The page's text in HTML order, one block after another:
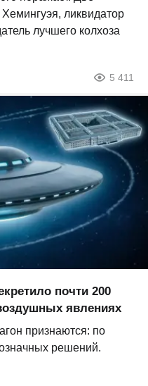
ликвидатор
лучшего колхоза
5 411
почти 200
явлениях
признаются: по
решений.